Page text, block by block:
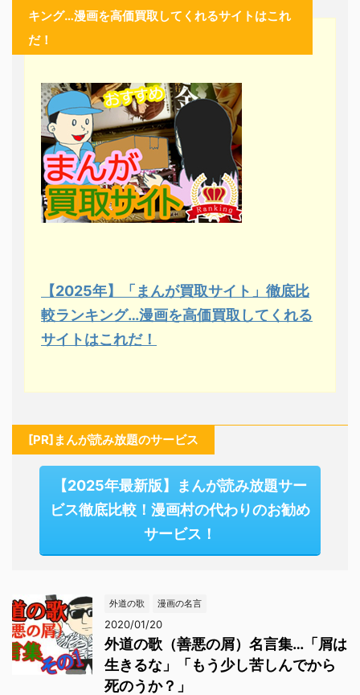
キング…漫画を高価買取してくれるサイトはこれ
だ！
【2025年】「まんが買取サイト」徹底比
較ランキング…漫画を高価買取してくれる
サイトはこれだ！
[PR]まんが読み放題のサービス
【2025年最新版】まんが読み放題サー
ビス徹底比較！漫画村の代わりのお勧め
サービス！
外道の歌 漫画の名言
2020/01/20
外道の歌（善悪の屑）名言集…「屑は
生きるな」「もう少し苦しんでから
死のうか？」